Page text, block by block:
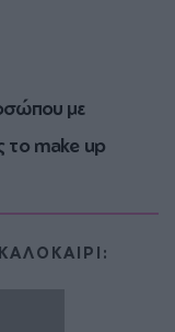
με
το make up